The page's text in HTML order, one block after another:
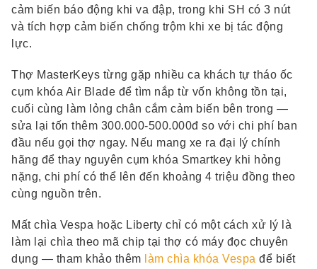
cảm biến báo động khi va đập, trong khi SH có 3 nút
và tích hợp cảm biến chống trộm khi xe bị tác động
lực.
Thợ MasterKeys từng gặp nhiều ca khách tự tháo ốc
cụm khóa Air Blade để tìm nắp từ vốn không tồn tại,
cuối cùng làm lỏng chân cắm cảm biến bên trong —
sửa lại tốn thêm 300.000-500.000đ so với chi phí ban
đầu nếu gọi thợ ngay. Nếu mang xe ra đại lý chính
hãng để thay nguyên cụm khóa Smartkey khi hỏng
nặng, chi phí có thể lên đến khoảng 4 triệu đồng theo
cùng nguồn trên.
Mất chìa Vespa hoặc Liberty chỉ có một cách xử lý là
làm lại chìa theo mã chip tại thợ có máy đọc chuyên
dụng — tham khảo thêm làm chìa khóa Vespa để biết